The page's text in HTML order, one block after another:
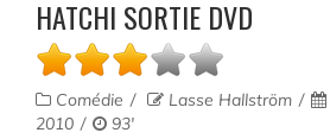
HATCHI SORTIE DVD
Comédie Lasse Hallström
2010
93'